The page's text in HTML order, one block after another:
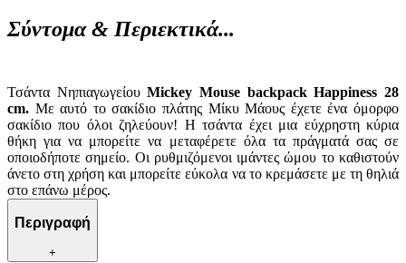
Σύντομα & Περιεκτικά...
Τσάντα ΝηπιαγωγείουMickey Mouse backpack Happiness 28
cm. Με αυτό το σακίδιο πλάτης Μίκυ Μάους έχετε ένα όμορφο
σακίδιο που όλοι ζηλεύουν! Η τσάντα έχει μια εύχρηστη κύρια
θήκη για να μπορείτε να μεταφέρετε όλα τα πράγματά σας σε
οποιοδήποτε σημείο. Οι ρυθμιζόμενοι ιμάντες ώμου το καθιστούν
άνετο στη χρήση και μπορείτε εύκολα να το κρεμάσετε με τη θηλιά
στο επάνω μέρος.
Περιγραφή
+